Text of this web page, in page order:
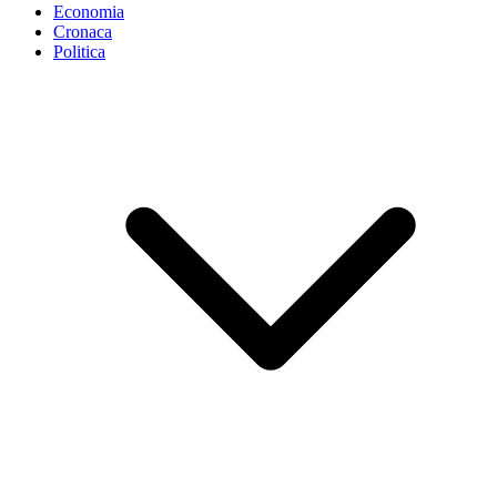
Economia
Cronaca
Politica